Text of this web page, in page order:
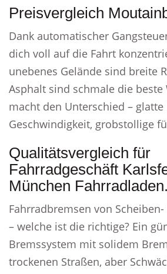
Preisvergleich
Dank automatischer
dich voll auf die Fahrt
unebenes Gelände sind breite
Asphalt sind schmale die beste
macht den Unterschied – glatte
Geschwindigkeit, grobstollige
Qualitätsvergleich für
Fahrradgeschäft
München Fahrradladen.
Fahrradbremsen von
– welche ist die richtige? Ein
Bremssystem mit solidem
trockenen Straßen, aber